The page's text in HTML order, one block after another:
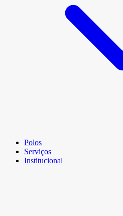
Polos
Serviços
Institucional